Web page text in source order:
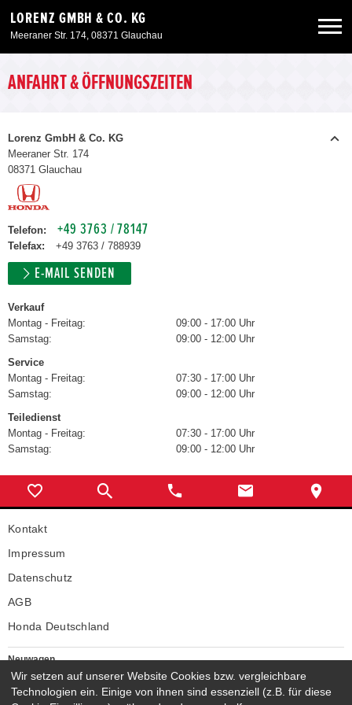
LORENZ GMBH & CO. KG
Meeraner Str. 174, 08371 Glauchau
Neuwagen
Angebote
Service & Zubehör
Unser Autohaus
ANFAHRT & ÖFFNUNGSZEITEN
Lorenz GmbH & Co. KG
Meeraner Str. 174
08371 Glauchau
Telefon: +49 3763 / 78147
Telefax: +49 3763 / 788939
E-MAIL SENDEN
Verkauf
Montag - Freitag:
09:00 - 17:00 Uhr
Samstag:
09:00 - 12:00 Uhr
Service
Montag - Freitag:
07:30 - 17:00 Uhr
Samstag:
09:00 - 12:00 Uhr
Teiledienst
Montag - Freitag:
07:30 - 17:00 Uhr
Samstag:
09:00 - 12:00 Uhr
Kontakt
Impressum
Datenschutz
AGB
Honda Deutschland
Neuwagen
Honda Neuwagen
Gebrauchtwagen
Wir setzen auf unserer Website Cookies bzw. vergleichbare
Technologien ein. Einige von ihnen sind essenziell (z.B. für diese